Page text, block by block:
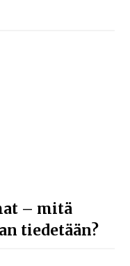
– mitä
tiedetään?